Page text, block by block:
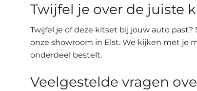
Twijfel je over de juiste
Twijfel je of deze kitset bij jouw auto
onze showroom in Elst. We kijken met je
onderdeel bestelt.
Veelgestelde vragen